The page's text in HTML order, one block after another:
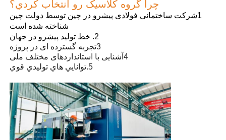
سازه فولادی چند طبقه
ساختار فولاد صنعتی
ساختمان عمومی فولاد
چرا گروه کلاسيک رو انتخاب کردي؟
1شرکت ساختمانی فولادی پیشرو در چین توسط دولت چین
شناخته شده است
2. خط توليد پيشرو در جهان
3تجربه گسترده ای در پروژه
4آشنایی با استانداردهای مختلف ملی
5.توانايي هاي توليدي قوي